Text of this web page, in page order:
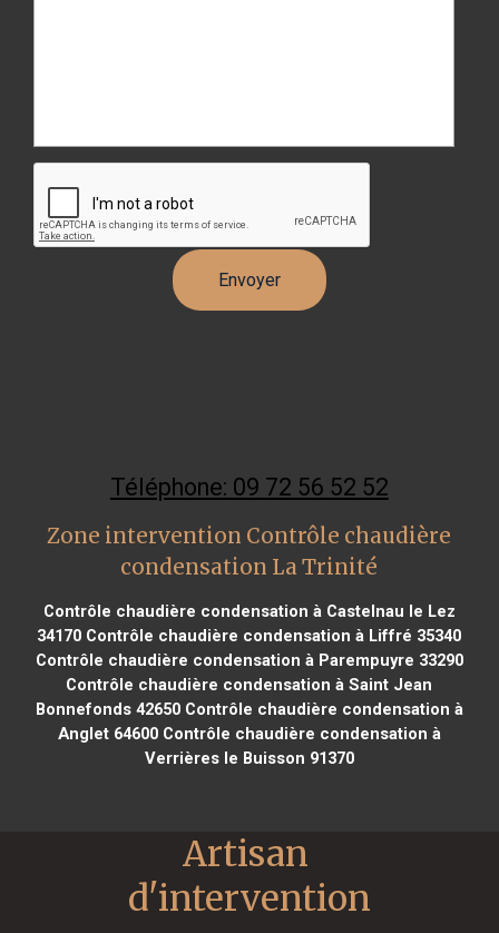
Téléphone: 09 72 56 52 52
Zone intervention Contrôle chaudière
condensation La Trinité
Contrôle chaudière condensation à Castelnau le Lez
34170 Contrôle chaudière condensation à Liffré 35340
Contrôle chaudière condensation à Parempuyre 33290
Contrôle chaudière condensation à Saint Jean
Bonnefonds 42650Contrôle chaudière condensation à
Anglet 64600Contrôle chaudière condensation à
Verrières le Buisson 91370
Artisan
d'intervention